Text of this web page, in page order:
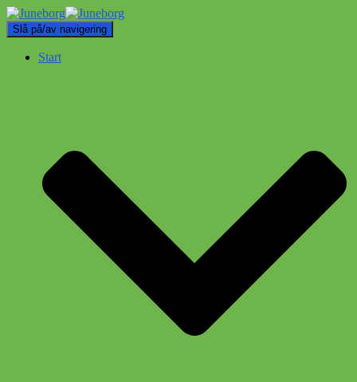
Slå på/av navigering
Start